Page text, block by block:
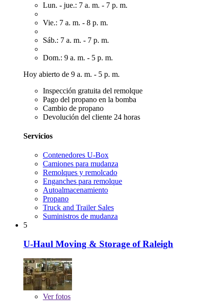
Lun. - jue.: 7 a. m. - 7 p. m.
Vie.: 7 a. m. - 8 p. m.
Sáb.: 7 a. m. - 7 p. m.
Dom.: 9 a. m. - 5 p. m.
Hoy abierto de 9 a. m. - 5 p. m.
Inspección gratuita del remolque
Pago del propano en la bomba
Cambio de propano
Devolución del cliente 24 horas
Servicios
Contenedores U-Box
Camiones para mudanza
Remolques y remolcado
Enganches para remolque
Autoalmacenamiento
Propano
Truck and Trailer Sales
Suministros de mudanza
5
U-Haul Moving & Storage of Raleigh
Verfotos